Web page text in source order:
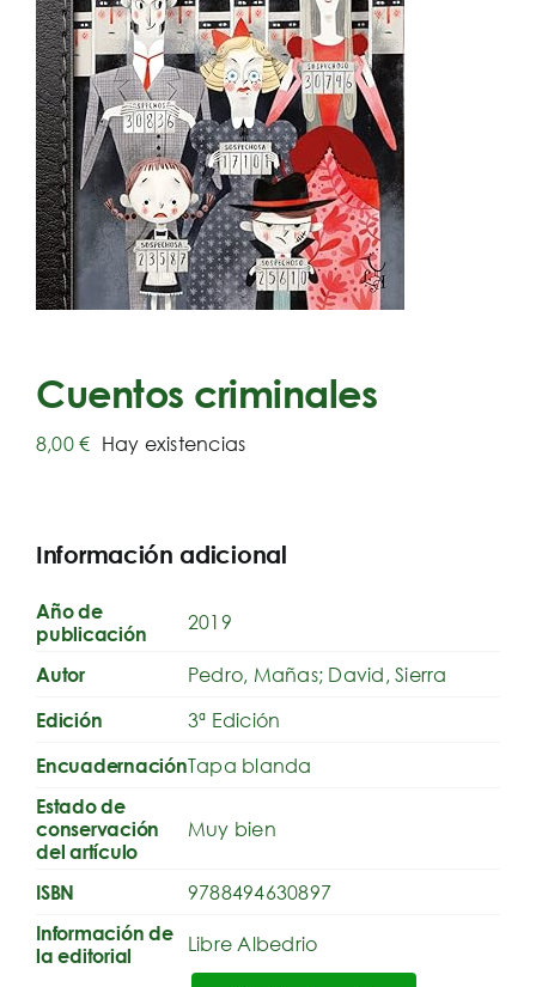
Cuentos criminales
8,00€ Hay existencias
Información adicional
Año de
publicación
2019
Autor Pedro, Mañas; David, Sierra
Edición 3ª Edición
EncuadernaciónTapa blanda
Estado de
conservación
del artículo
Muy bien
ISBN 9788494630897
Información de
la editorial
Libre Albedrio